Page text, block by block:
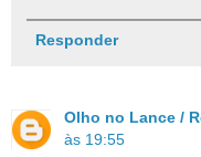
Responder
Olho no Lance /
às 19:55